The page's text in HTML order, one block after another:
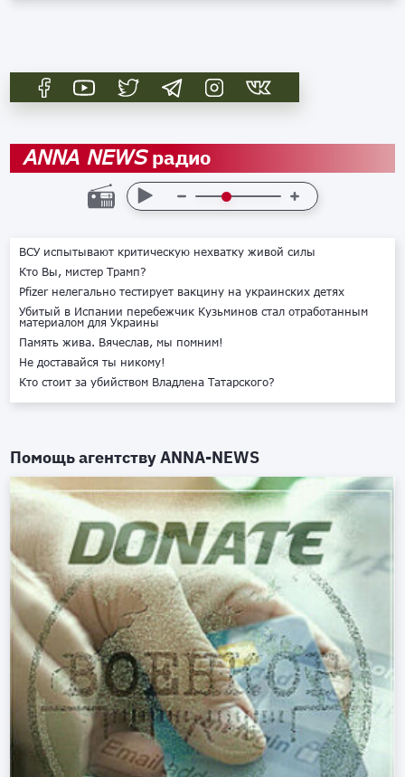
ANNA NEWSрадио
ВСУ испытывают критическую нехватку живой силы
Кто Вы, мистер Трамп?
Pfizer нелегально тестирует вакцину на украинских детях
Убитый в Испании перебежчик Кузьминов стал отработанным
материалом для Украины
Память жива. Вячеслав, мы помним!
Не доставайся ты никому!
Кто стоит за убийством Владлена Татарского?
Помощь агентствуANNA-NEWS